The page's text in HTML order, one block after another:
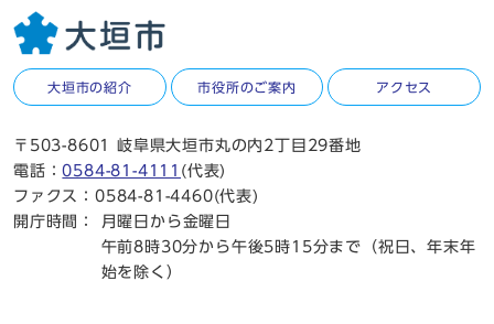
大垣市の紹介 市役所のご案内 アクセス
〒503-8601 岐阜県大垣市丸の内2丁目29番地
電話：0584-81-4111 (代表)
ファクス：0584-81-4460(代表)
開庁時間：
月曜日から金曜日
午前8時30分から午後5時15分まで（祝日、年末年
始を除く）